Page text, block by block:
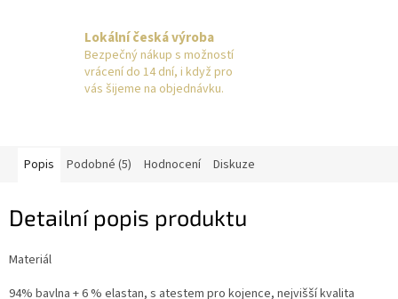
Lokální česká výroba
Bezpečný nákup s možností
vrácení do 14 dní, i když pro
vás šijeme na objednávku.
Popis Podobné (5) Hodnocení Diskuze
Detailní popis produktu
Materiál
94% bavlna + 6 % elastan, s atestem pro kojence, nejvišší kvalita